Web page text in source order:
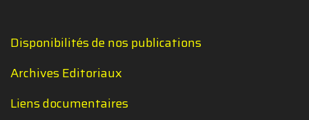
Disponibilités de nos publications
Archives Editoriaux
Liens documentaires